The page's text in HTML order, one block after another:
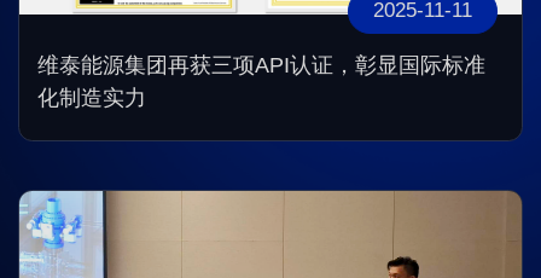
2025-11-11
维泰能源集团再获三项API认证，彰显国际标准
化制造实力